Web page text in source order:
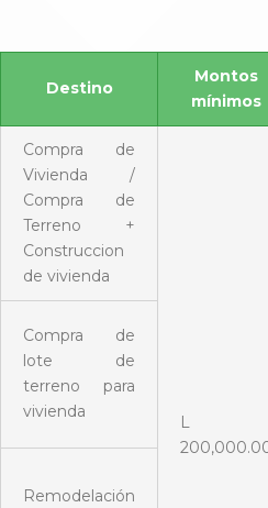
Destino
Montos
mínimos
Compra de
Vivienda /
Compra de
Terreno +
Construccion
de vivienda
L
Compra de
lote de
terreno para
vivienda
Remodelación